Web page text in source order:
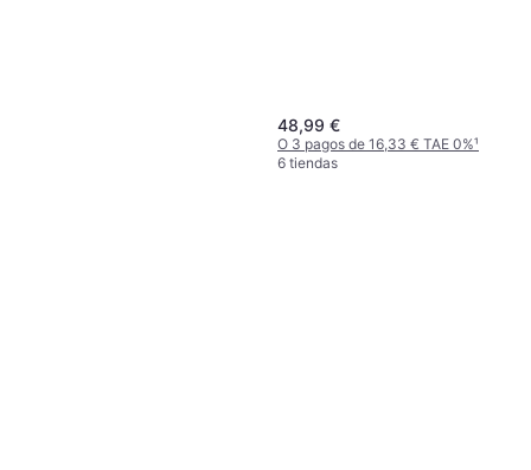
48,99 €
O 3 pagos de 16,33 € TAE 0%¹
6 tiendas